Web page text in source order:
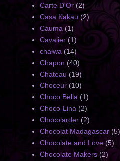
Carte D'Or (2)
Casa Kakau (2)
Cauma (1)
Cavalier (1)
chałwa (14)
Chapon (40)
Chateau (19)
Choceur (10)
Choco Bella (1)
Choco-Lina (2)
Chocolarder (2)
Chocolat Madagascar (5)
Chocolate and Love (5)
Chocolate Makers (2)